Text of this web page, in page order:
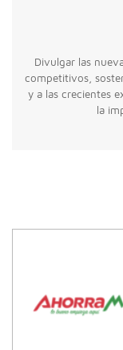
Divulgar las
competitivos,
y a las crecientes
la